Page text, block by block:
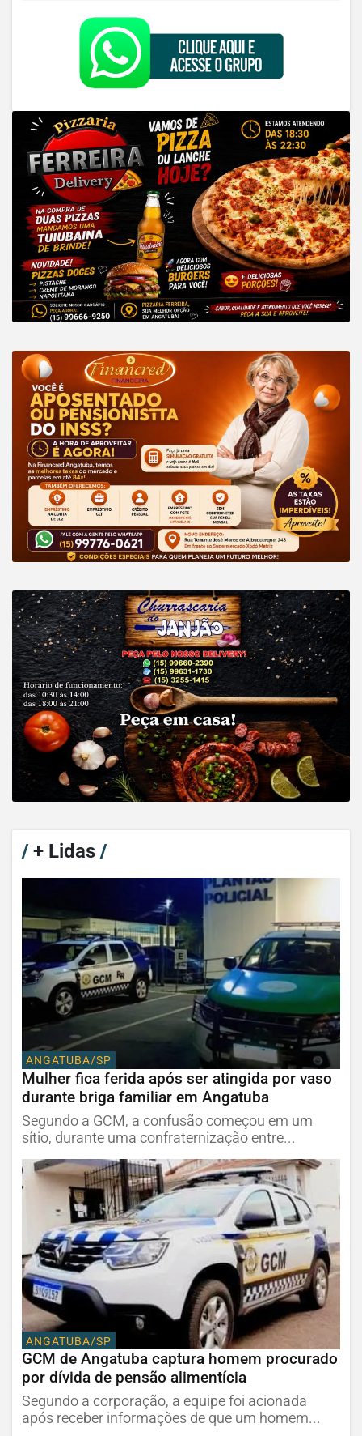
/+ Lidas /
ANGATUBA/SP
Mulher fica ferida após ser atingida por vaso
durante briga familiar em Angatuba
Segundo a GCM, a confusão começou em um
sítio, durante uma confraternização entre...
ANGATUBA/SP
GCM de Angatuba captura homem procurado
por dívida de pensão alimentícia
Segundo a corporação, a equipe foi acionada
após receber informações de que um homem...